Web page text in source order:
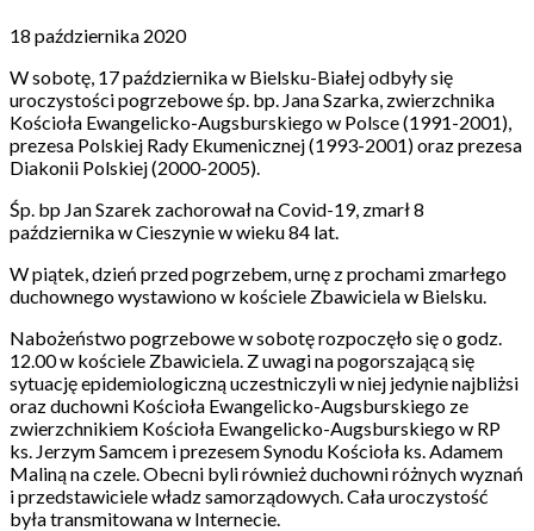
18 października 2020
W sobotę, 17 października w Bielsku-Białej odbyły się
uroczystości pogrzebowe śp. bp. Jana Szarka, zwierzchnika
Kościoła Ewangelicko-Augsburskiego w Polsce (1991-2001),
prezesa Polskiej Rady Ekumenicznej (1993-2001) oraz prezesa
Diakonii Polskiej (2000-2005).
Śp. bp Jan Szarek zachorował na Covid-19, zmarł 8
października w Cieszynie w wieku 84 lat.
W piątek, dzień przed pogrzebem, urnę z prochami zmarłego
duchownego wystawiono w kościele Zbawiciela w Bielsku.
Nabożeństwo pogrzebowe w sobotę rozpoczęło się o godz.
12.00 w kościele Zbawiciela. Z uwagi na pogorszającą się
sytuację epidemiologiczną uczestniczyli w niej jedynie najbliżsi
oraz duchowni Kościoła Ewangelicko-Augsburskiego ze
zwierzchnikiem Kościoła Ewangelicko-Augsburskiego w RP
ks. Jerzym Samcem i prezesem Synodu Kościoła ks. Adamem
Maliną na czele. Obecni byli również duchowni różnych wyznań
i przedstawiciele władz samorządowych. Cała uroczystość
była transmitowana w Internecie.